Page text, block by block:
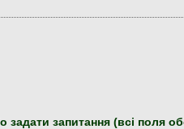
запитання (всі поля